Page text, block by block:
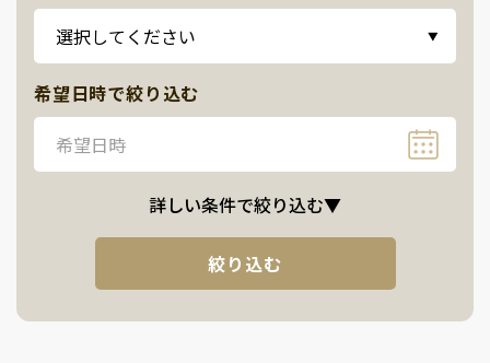
選択してください
▼
希望日時で絞り込む
希望日時
詳しい条件で絞り込む▼
絞り込む